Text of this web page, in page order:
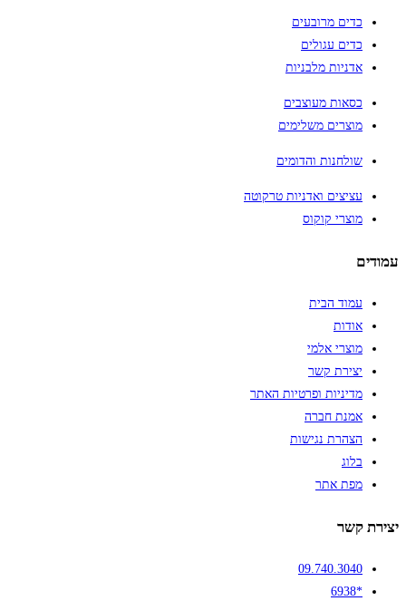
כדים מרובעים
כדים עגולים
אדניות מלבניות
כסאות מעוצבים
מוצרים משלימים
שולחנות והדומים
עציצים ואדניות טרקוטה
מוצרי קוקוס
עמודים
עמוד הבית
אודות
מוצרי אלמי
יצירת קשר
מדיניות ופרטיות האתר
אמנת חברה
הצהרת נגישות
בלוג
מפת אתר
יצירת קשר
09.740.3040
*6938